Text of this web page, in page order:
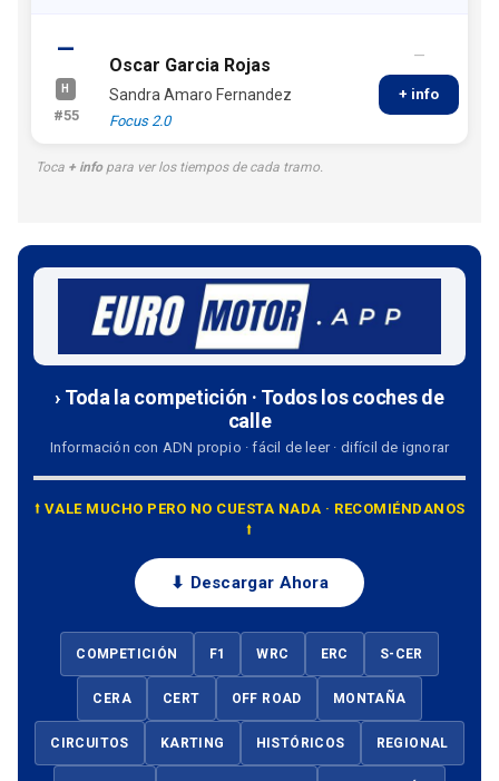
—
H
#55
Oscar Garcia Rojas
Sandra Amaro Fernandez
Focus 2.0
—
+ info
Toca + infopara ver los tiempos de cada tramo.
› Toda la competición · Todos los coches de
calle
Información con ADN propio · fácil de leer · difícil de ignorar
⭡ VALE MUCHO PERO NO CUESTA NADA · RECOMIÉNDANOS
⭡
⬇ Descargar Ahora
COMPETICIÓN F1 WRC ERC S-CER
CERA CERT OFF ROAD MONTAÑA
CIRCUITOS KARTING HISTÓRICOS REGIONAL